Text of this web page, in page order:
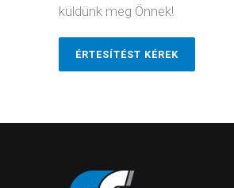
küldünk meg Önnek!
ÉRTESÍTÉST KÉREK